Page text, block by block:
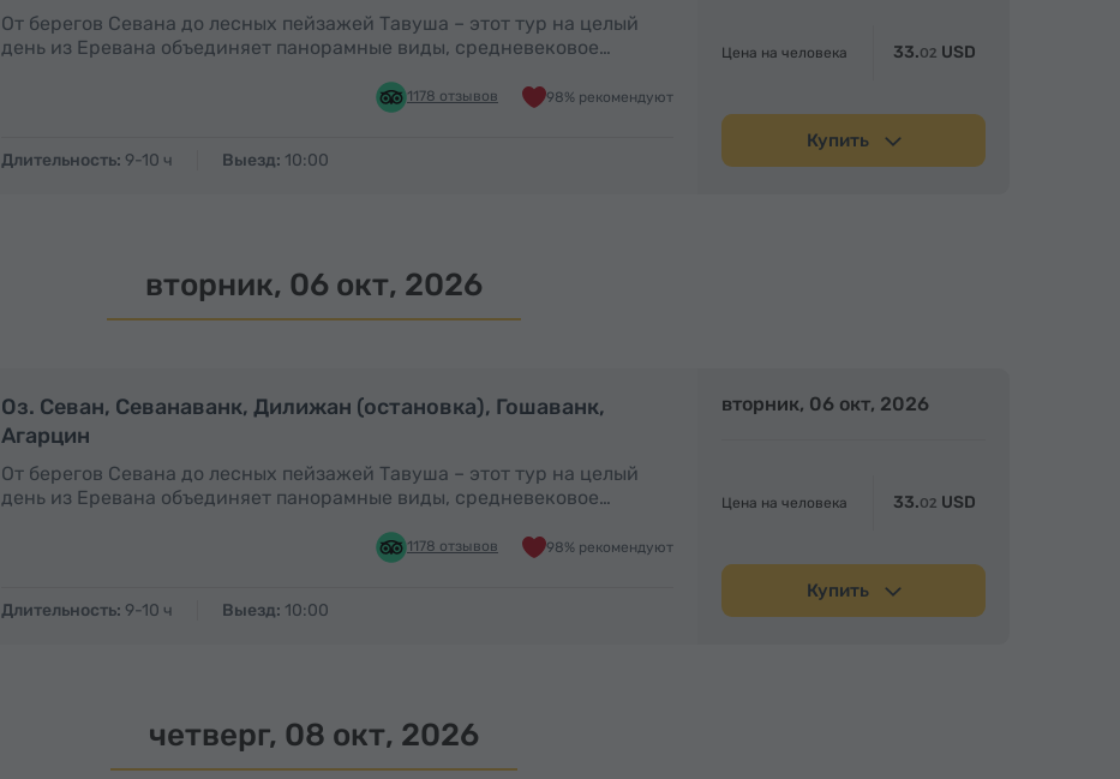
От берегов Севана до лесных пейзажей Тавуша – этот тур на целый
день из Еревана объединяет панорамные виды, средневековое…
1178 отзывов 98% рекомендуют
Длительность: 9-10 ч Выезд: 10:00
Цена на человека 33.02 USD
Купить
вторник, 06 окт, 2026
Полный день Полный день Полный день
Оз. Севан, Севанаванк, Дилижан (остановка), Гошаванк,
Агарцин
От берегов Севана до лесных пейзажей Тавуша – этот тур на целый
день из Еревана объединяет панорамные виды, средневековое…
1178 отзывов 98% рекомендуют
Длительность: 9-10 ч Выезд: 10:00
вторник, 06 окт, 2026
Цена на человека 33.02 USD
Купить
четверг, 08 окт, 2026